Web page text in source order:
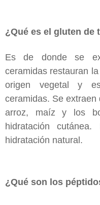
¿Qué es el gluten de
Es de donde se
ceramidas restauran
origen vegetal y
ceramidas. Se
arroz, maíz y los
hidratación
hidratación natural.
¿Qué son los